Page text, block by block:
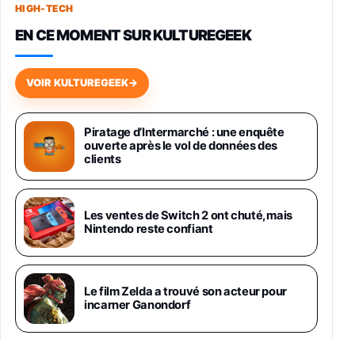
749,99€
648,63€834,71€
Samsung Galaxy Miracle Ultra, Smartphone
Android 5G avec Galaxy AI, 512 Go,
Chargeur Secteur Rapide 25W Inclus,
Smartphone déverrouillé, Noir, Version FR
1019€
Galaxy S26 Ultra 512 Go Bleu
1019€1399€ Fnac (Vendeur Tiers)
Galaxy S26 Ultra 256 Go Violet
892€1199€Fnac (Vendeur Tiers)
HIGH-TECH
EN CE MOMENT SUR KULTUREGEEK
VOIR KULTUREGEEK→
Piratage d’Intermarché : une enquête
ouverte après le vol de données des
clients
Les ventes de Switch 2 ont chuté, mais
Nintendo reste confiant
Le film Zelda a trouvé son acteur pour
incarner Ganondorf